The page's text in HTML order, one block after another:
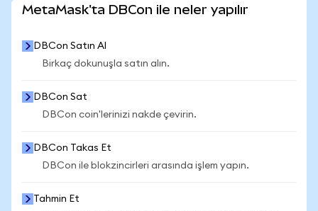
MetaMask'ta DBCon ile neler yapılır
DBCon Satın Al
Birkaç dokunuşla satın alın.
DBCon Sat
DBCon coin'lerinizi nakde çevirin.
DBCon Takas Et
DBCon ile blokzincirleri arasında işlem yapın.
Tahmin Et